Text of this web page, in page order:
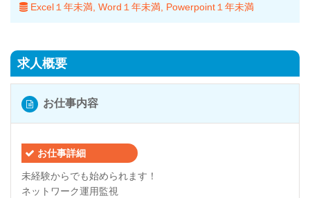
Excel１年未満 Word１年未満 Powerpoint１年未満
求人概要
お仕事内容
お仕事詳細
未経験からでも始められます！
ネットワーク運用監視